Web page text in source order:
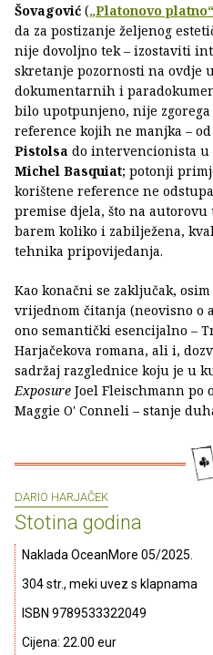
Šovagović („Platonovo platno“
da za postizanje željenog
nije dovoljno tek – izostaviti
skretanje pozornosti na ovdje
dokumentarnih i
bilo upotpunjeno, nije
reference kojih ne manjka –
Pistolsa do intervencionista u
Michel Basquiat; potonji
korištene reference ne
premise djela, što na autorovu
barem koliko i zabilježena,
tehnika pripovijedanja.
Kao konačni se zaključak,
vrijednom čitanja (neovisno o
ono semantički esencijalno –
Harjačekova romana, ali i,
sadržaj razglednice koju je u
Exposure Joel Fleischmann po
Maggie O' Conneli – stanje
DARIO HARJAČEK
Stotina godina
Naklada OceanMore 05/2025.
304 str., meki uvez s klapnama
ISBN 9789533322049
Cijena: 22.00 eur